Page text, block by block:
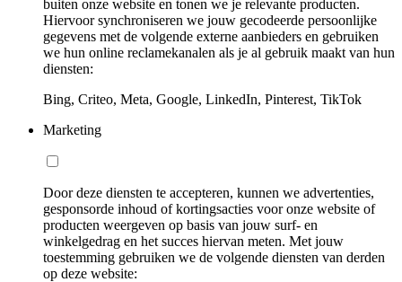
buiten onze website en tonen we je relevante producten.
Hiervoor synchroniseren we jouw gecodeerde persoonlijke
gegevens met de volgende externe aanbieders en gebruiken
we hun online reclamekanalen als je al gebruik maakt van hun
diensten:
Bing, Criteo, Meta, Google, LinkedIn, Pinterest, TikTok
Marketing
Door deze diensten te accepteren, kunnen we advertenties,
gesponsorde inhoud of kortingsacties voor onze website of
producten weergeven op basis van jouw surf- en
winkelgedrag en het succes hiervan meten. Met jouw
toestemming gebruiken we de volgende diensten van derden
op deze website: